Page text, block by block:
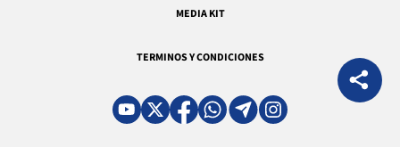
MEDIA KIT
TERMINOS Y CONDICIONES